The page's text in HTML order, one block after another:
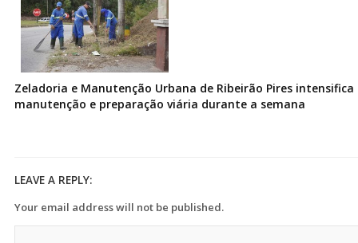
Zeladoria e Manutenção Urbana de Ribeirão Pires intensifica
manutenção e preparação viária durante a semana
LEAVE A REPLY:
Your email address will not be published.